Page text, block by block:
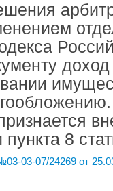
8
03-07/24269 от